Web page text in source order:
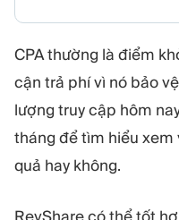
CPA thường là điểm
cận trả phí vì nó bảo
lượng truy cập hôm
tháng để tìm hiểu xem
quả hay không.